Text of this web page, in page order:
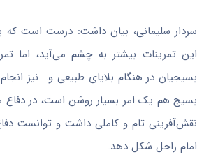
سردار سلیمانی، بیان داشت: درست است
این تمرینات بیشتر به چشم می‌آید، اما
بسیجیان در هنگام بلایای طبیعی و… نیز
بسیج هم یک امر بسیار روشن است، در
نقش‌آفرینی تام و کاملی داشت و توانست
امام راحل شکل دهد.